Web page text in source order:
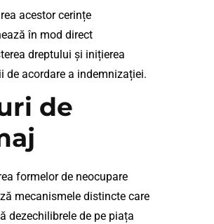
acestor cerințe
în mod direct
dreptului și inițierea
de acordare a indemnizației.
de
formelor de neocupare
mecanismele distincte care
dezechilibrele de pe piața